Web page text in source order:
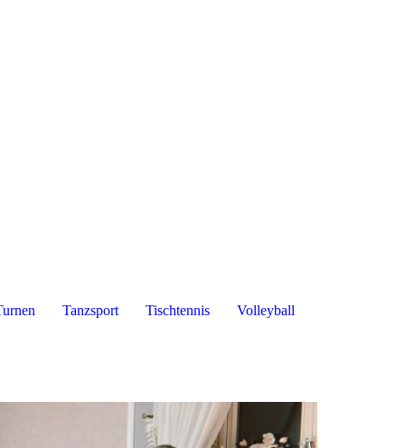
Tanzsport Tischtennis Volleyball